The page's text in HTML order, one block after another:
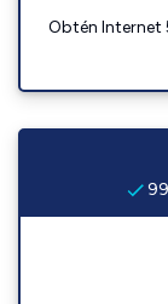
Obtén Internet